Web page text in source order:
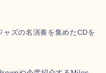
ズの名演奏を集めたCDを